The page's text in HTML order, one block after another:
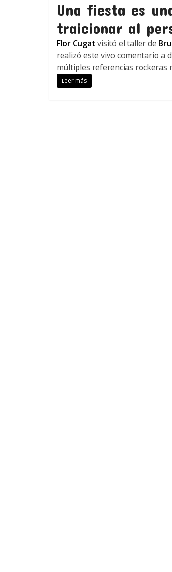
Una fiesta es
traicionar al
Flor Cugat visitó el taller de
realizó este vivo comentario a
múltiples referencias rockeras
Leer más